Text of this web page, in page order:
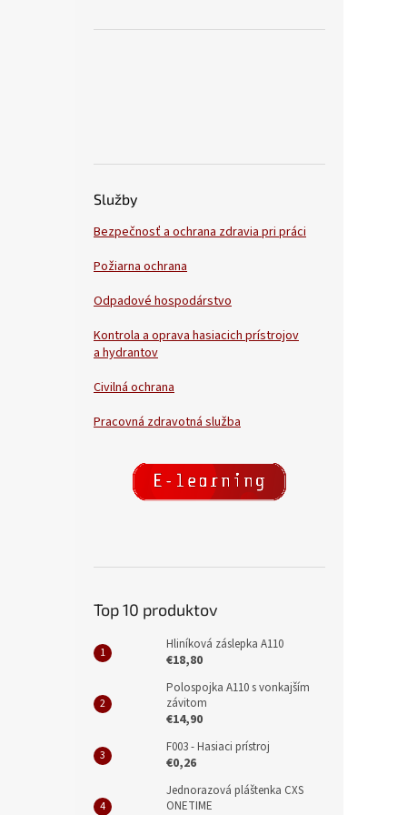
Služby
Bezpečnosť a ochrana zdravia pri práci
Požiarna ochrana
Odpadové hospodárstvo
Kontrola a oprava hasiacich prístrojov
a hydrantov
Civilná ochrana
Pracovná zdravotná služba
Top 10 produktov
Hliníková záslepka A110
€18,80
Polospojka A110 s vonkajším
závitom
€14,90
F003 - Hasiaci prístroj
€0,26
Jednorazová pláštenka CXS
ONETIME